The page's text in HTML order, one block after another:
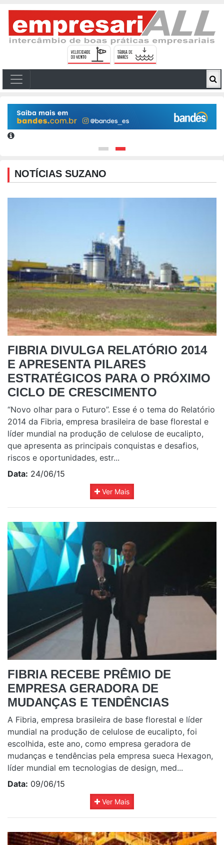
NOTÍCIAS SUZANO
FIBRIA DIVULGA RELATÓRIO 2014
E APRESENTA PILARES
ESTRATÉGICOS PARA O PRÓXIMO
CICLO DE CRESCIMENTO
“Novo olhar para o Futuro”. Esse é o tema do Relatório
2014 da Fibria, empresa brasileira de base florestal e
líder mundial na produção de celulose de eucalipto,
que apresenta as principais conquistas e desafios,
riscos e oportunidades, estr...
Data: 24/06/15
Ver Mais
FIBRIA RECEBE PRÊMIO DE
EMPRESA GERADORA DE
MUDANÇAS E TENDÊNCIAS
A Fibria, empresa brasileira de base florestal e líder
mundial na produção de celulose de eucalipto, foi
escolhida, este ano, como empresa geradora de
mudanças e tendências pela empresa sueca Hexagon,
líder mundial em tecnologias de design, med...
Data: 09/06/15
Ver Mais